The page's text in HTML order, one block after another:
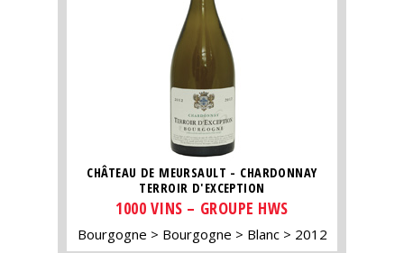
CHÂTEAU DE MEURSAULT - CHARDONNAY
TERROIR D'EXCEPTION
1000 VINS – GROUPE HWS
Bourgogne Bourgogne Blanc 2012